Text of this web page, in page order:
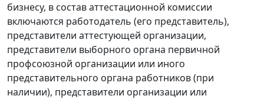
бизнесу, в состав аттестационной комиссии
включаются работодатель (его представитель),
представители аттестующей организации,
представители выборного органа первичной
профсоюзной организации или иного
представительного органа работников (при
наличии), представители организации или